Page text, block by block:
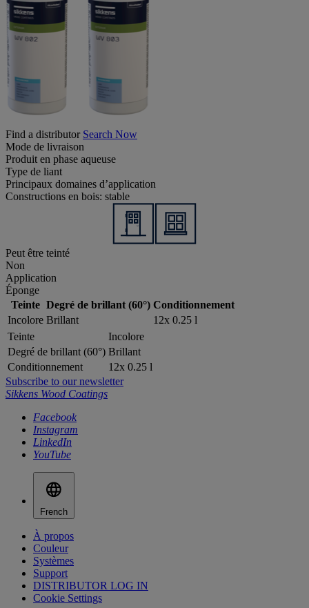
Find a distributor Search Now
Mode de livraison
Produit en phase aqueuse
Type de liant
Principaux domaines d’application
Constructions en bois: stable
Peut être teinté
Non
Application
Éponge
Teinte Degré de brillant (60°) Conditionnement
Incolore Brillant
12x 0.25 l
Teinte
Incolore
Degré de brillant (60°) Brillant
Conditionnement
12x 0.25 l
Subscribe to our newsletter
Sikkens Wood Coatings
Facebook
Instagram
LinkedIn
YouTube
French
À propos
Couleur
Systèmes
Support
DISTRIBUTOR LOG IN
Cookie Settings